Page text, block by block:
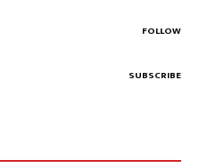
FOLLOW
SUBSCRIBE